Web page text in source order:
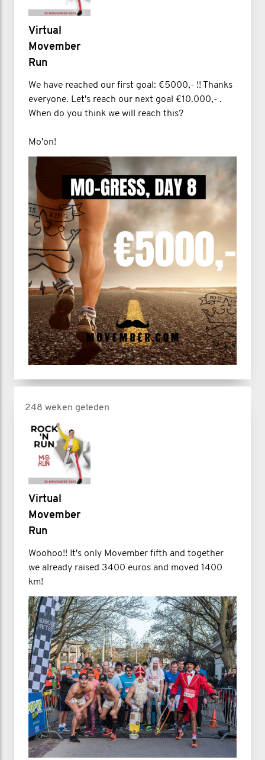
Virtual
Movember
Run
We have reached our first goal: €5000,- !! Thanks
everyone. Let's reach our next goal €10.000,- .
When do you think we will reach this?
Mo'on!
248 weken geleden
Virtual
Movember
Run
Woohoo!! It's only Movember fifth and together
we already raised 3400 euros and moved 1400
km!